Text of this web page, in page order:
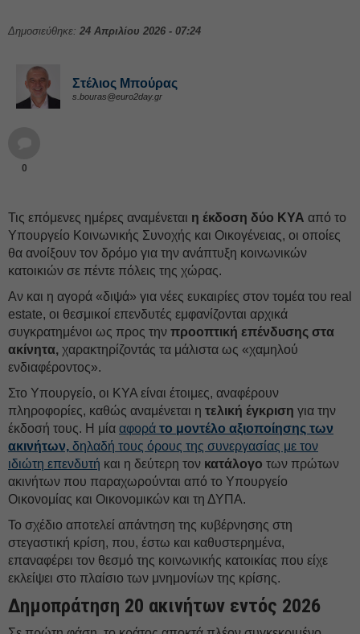
Δημοσιεύθηκε: 24 Απριλίου 2026 - 07:24
Στέλιος Μπούρας
s.bouras@euro2day.gr
0
Τις επόμενες ημέρες αναμένεται η έκδοση δύο ΚΥΑ από το
Υπουργείο Κοινωνικής Συνοχής και Οικογένειας, οι οποίες
θα ανοίξουν τον δρόμο για την ανάπτυξη κοινωνικών
κατοικιών σε πέντε πόλεις της χώρας.
Αν και η αγορά «διψά» για νέες ευκαιρίες στον τομέα του real
estate, οι θεσμικοί επενδυτές εμφανίζονται αρχικά
συγκρατημένοι ως προς την προοπτική επένδυσης στα
ακίνητα, χαρακτηρίζοντάς τα μάλιστα ως «χαμηλού
ενδιαφέροντος».
Στο Υπουργείο, οι ΚΥΑ είναι έτοιμες, αναφέρουν
πληροφορίες, καθώς αναμένεται η τελική έγκριση για την
έκδοσή τους. Η μία αφορά το μοντέλο αξιοποίησης των
ακινήτων, δηλαδή τους όρους της συνεργασίας με τον
ιδιώτη επενδυτή και η δεύτερη τον κατάλογο των πρώτων
ακινήτων που παραχωρούνται από το Υπουργείο
Οικονομίας και Οικονομικών και τη ΔΥΠΑ.
Το σχέδιο αποτελεί απάντηση της κυβέρνησης στη
στεγαστική κρίση, που, έστω και καθυστερημένα,
επαναφέρει τον θεσμό της κοινωνικής κατοικίας που είχε
εκλείψει στο πλαίσιο των μνημονίων της κρίσης.
Δημοπράτηση 20 ακινήτων εντός 2026